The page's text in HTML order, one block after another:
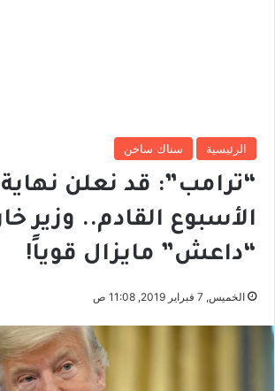
الرئيسية سناك ساخن
“ترامب”: قد نعلن
الأسبوع القادم.. وزير
“داعش” مايزال قوياً!
الخميس, 7 فبراير 2019, 11:08 ص